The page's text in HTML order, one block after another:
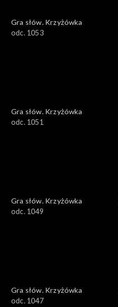
Gra słów. Krzyżówka
odc. 1053
Gra słów. Krzyżówka
odc. 1051
Gra słów. Krzyżówka
odc. 1049
Gra słów. Krzyżówka
odc. 1047